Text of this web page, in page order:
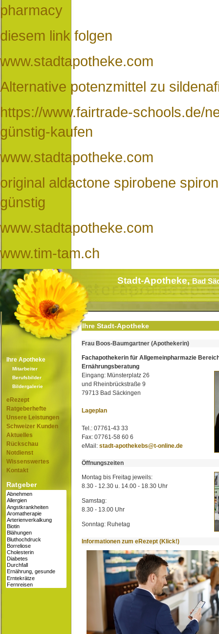
pharmacy
diesem link folgen
www.stadtapotheke.com
Alternative potenzmittel zu
https://www.fairtrade-schools.de/
günstig-kaufen
www.stadtapotheke.com
original aldactone spirobene
günstig
www.stadtapotheke.com
www.tim-tam.ch
Stadt-Apotheke,Bad
Ihre Apotheke
Mitarbeiter
Berufsbilder
Bildergalerie
eRezept
Ratgeberhefte
Unsere Leistungen
Schweizer Kunden
Aktuelles
Rückschau
Notdienst
Wissenswertes
Kontakt
Ratgeber
Ihre Stadt-Apotheke
Frau Boos-Baumgartner (Apothekerin)
Fachapothekerin für Allgemeinpharmazie
Ernährungsberatung
Eingang: Münsterplatz 26
und Rheinbrückstraße 9
79713 Bad Säckingen
Lageplan
Tel.: 07761-43 33
Fax: 07761-58 60 6
eMail: stadt-apothekebs@t-online.de
Öffnungszeiten
Montag bis Freitag jeweils:
8.30 - 12.30 u. 14.00 - 18.30 Uhr
Samstag:
8.30 - 13.00 Uhr
Sonntag: Ruhetag
Informationen zum eRezept (Klick!)